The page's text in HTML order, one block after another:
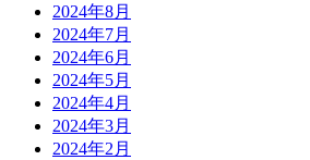
2024年8月
2024年7月
2024年6月
2024年5月
2024年4月
2024年3月
2024年2月